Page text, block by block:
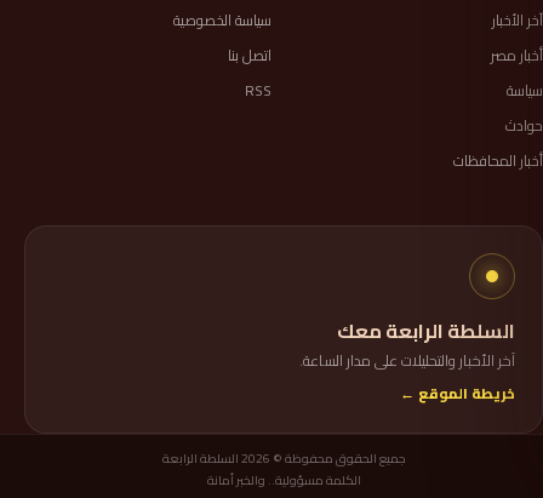
آخر الأخبار
أخبار مصر
سياسة
حوادث
أخبار المحافظات
سياسة الخصوصية
اتصل بنا
RSS
السلطة الرابعة معك
آخر الأخبار والتحليلات على مدار الساعة.
خريطة الموقع ←
جميع الحقوق محفوظة © 2026 السلطة الرابعة
الكلمة مسؤولية.. والخبر أمانة